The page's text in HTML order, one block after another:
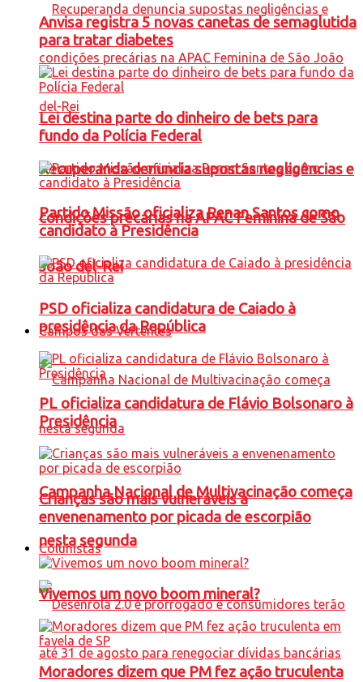
Recuperanda denuncia supostas negligências e
condições precárias na APAC Feminina de São
João del-Rei
Campos das Vertentes
Campanha Nacional de Multivacinação começa
nesta segunda
Anvisa registra 5 novas canetas de semaglutida
para tratar diabetes
Lei destina parte do dinheiro de bets para
fundo da Polícia Federal
Partido Missão oficializa Renan Santos como
candidato à Presidência
PSD oficializa candidatura de Caiado à
presidência da República
PL oficializa candidatura de Flávio Bolsonaro à
Presidência
Crianças são mais vulneráveis a
envenenamento por picada de escorpião
Colunistas
Vivemos um novo boom mineral?
Moradores dizem que PM fez ação truculenta